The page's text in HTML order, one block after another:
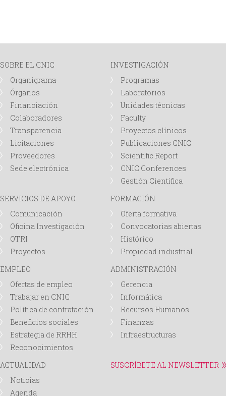
SOBRE EL CNIC
Organigrama
Órganos
Financiación
Colaboradores
Transparencia
Licitaciones
Proveedores
Sede electrónica
INVESTIGACIÓN
Programas
Laboratorios
Unidades técnicas
Faculty
Proyectos clínicos
Publicaciones CNIC
Scientific Report
CNIC Conferences
Gestión Científica
SERVICIOS DE APOYO
Comunicación
Oficina Investigación
OTRI
Proyectos
FORMACIÓN
Oferta formativa
Convocatorias abiertas
Histórico
Propiedad industrial
EMPLEO
Ofertas de empleo
Trabajar en CNIC
Política de contratación
Beneficios sociales
Estrategia de RRHH
Reconocimientos
ADMINISTRACIÓN
Gerencia
Informática
Recursos Humanos
Finanzas
Infraestructuras
ACTUALIDAD
Noticias
Agenda
SUSCRÍBETE AL NEWSLETTER